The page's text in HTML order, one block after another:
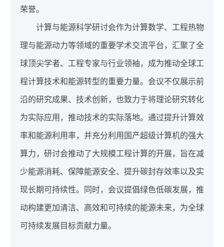
荣誉。
计算与能源科学研讨会作为计算数学、工程热物
理与能源动力等领域的重要学术交流平台，汇聚了全
球顶尖学者、工程专家与行业领袖，成为推动全球工
程计算技术和能源转型的重要力量。会议不仅展示前
沿的研究成果、技术创新，也致力于将理论研究转化
为实际应用，推动技术的实际落地。通过提升计算效
率和能源利用率，并充分利用国产超级计算机的强大
算力，研讨会推动了大规模工程计算的开展，旨在减
少能源消耗、保障能源安全、提升碳封存效率以及实
现长期可持续性。同时，会议提倡绿色低碳发展，推
动构建更加清洁、高效和可持续的能源未来，为全球
可持续发展目标贡献力量。